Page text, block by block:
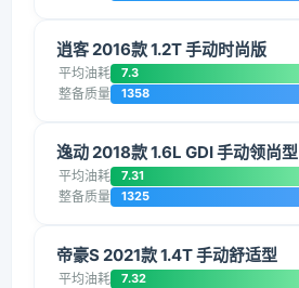
逍客 2016款 1.2T 手动时尚版
平均油耗 7.3
整备质量 1358
逸动 2018款 1.6L GDI 手动领尚型
平均油耗 7.31
整备质量 1325
帝豪S 2021款 1.4T 手动舒适型
平均油耗 7.32